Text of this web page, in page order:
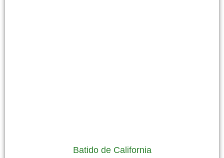
Batido de California